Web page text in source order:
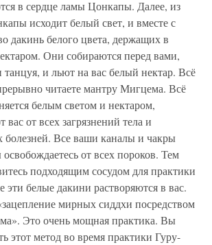
в сердце ламы Цонкапы. Далее, из
исходит белый свет, и вместе с
дакинь белого цвета, держащих в
Они собираются перед вами,
танцуя, и льют на вас белый нектар. Всё
читаете мантру Мигцема. Всё
белым светом и нектаром,
от всех загрязнений тела и
болезней. Все ваши каналы и чакры
от всех пороков. Тем
подходящим сосудом для практики
эти белые дакини растворяются в вас.
мирных сиддхи посредством
Это очень мощная практика. Вы
этот метод во время практики Гуру-